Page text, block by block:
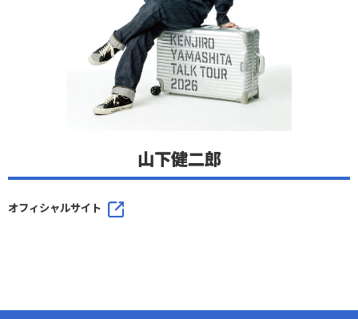
山下健二郎
オフィシャルサイト